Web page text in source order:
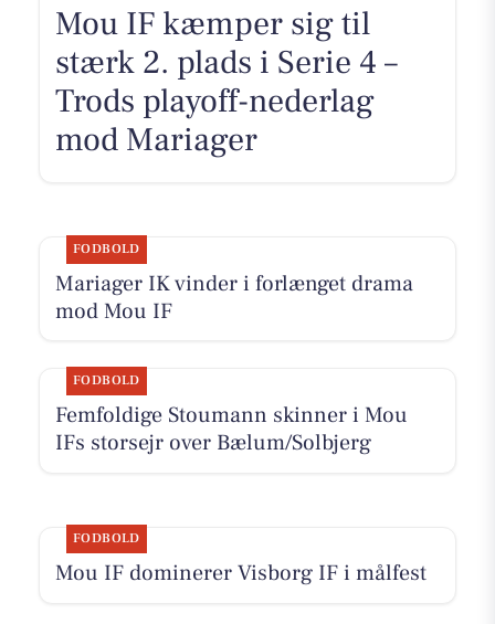
Mou IF kæmper sig til
stærk 2. plads i Serie 4 –
Trods playoff-nederlag
mod Mariager
FODBOLD
Mariager IK vinder i forlænget drama
mod Mou IF
FODBOLD
Femfoldige Stoumann skinner i Mou
IFs storsejr over Bælum/Solbjerg
FODBOLD
Mou IF dominerer Visborg IF i målfest